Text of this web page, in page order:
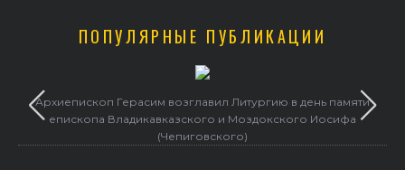
ПОПУЛЯРНЫЕ ПУБЛИКАЦИИ
Архиепископ Герасим возглавил Литургию в день памяти
епископа Владикавказского и Моздокского Иосифа
(Чепиговского)